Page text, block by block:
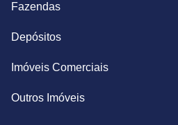
Fazendas
Depósitos
Imóveis Comerciais
Outros Imóveis